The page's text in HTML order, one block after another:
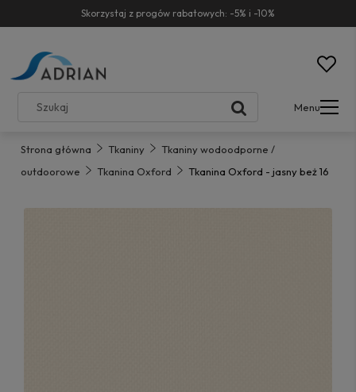
Skorzystaj z progów rabatowych: -5% i -10%
Menu
Strona główna Tkaniny
Tkaniny wodoodporne /
outdoorowe
Tkanina Oxford Tkanina Oxford - jasny beż 16